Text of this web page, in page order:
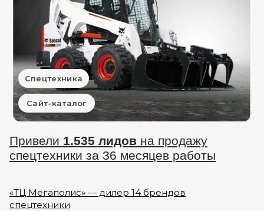
Привели 1.535 лидов на продажу
спецтехники за 36 месяцев работы
«ТЦ Мегаполис» — дилер 14 брендов
спецтехники
Сайт-каталог
Спецтехника